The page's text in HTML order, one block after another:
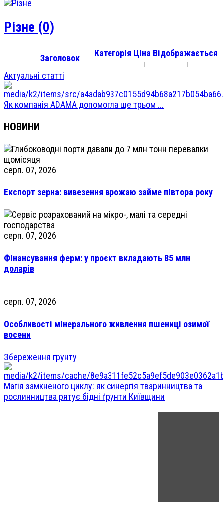
Різне (0)
Заголовок Категорія Ціна Відображається
Актуальні статті
Як компанія ADAMA допомогла ще трьом ...
НОВИНИ
серп. 07, 2026
Експорт зерна: вивезення врожаю займе півтора року
серп. 07, 2026
Фінансування ферм: у проєкт вкладають 85 млн
доларів
серп. 07, 2026
Особливості мінерального живлення пшениці озимої
восени
Збереження грунту
Магія замкненого циклу: як синергія тваринництва та
рослинництва рятує бідні ґрунти Київщини